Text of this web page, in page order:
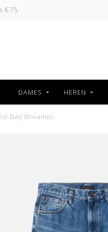
€ 75,-
DAMES HEREN
Day Dreamer